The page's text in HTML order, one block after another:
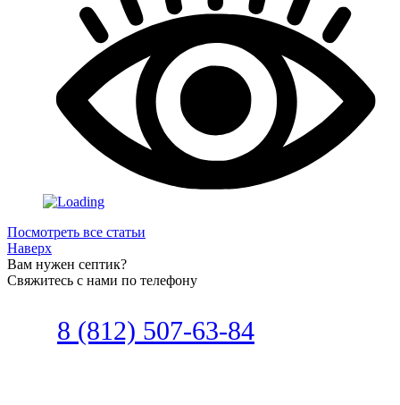
Посмотреть все статьи
Наверх
Вам нужен септик?
Свяжитесь с нами по телефону
8 (812) 507-63-84